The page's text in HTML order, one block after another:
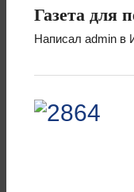
Газета для
Написал admin в